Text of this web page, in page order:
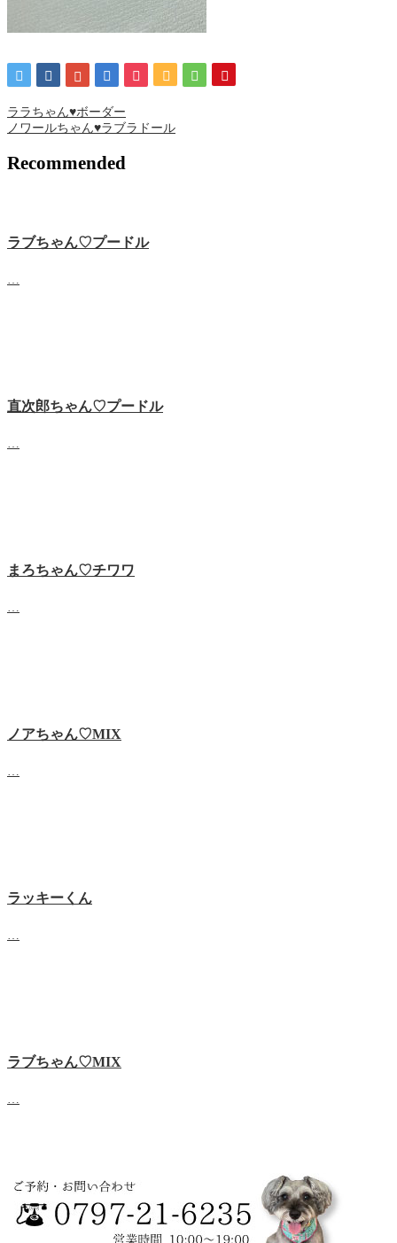
ララちゃん♥ボーダー
ノワールちゃん♥ラブラドール
Recommended
ラブちゃん♡プードル
直次郎ちゃん♡プードル
まろちゃん♡チワワ
ノアちゃん♡‬MIX
ラッキーくん
ラブちゃん♡MIX